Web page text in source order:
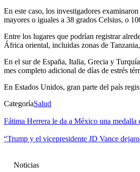
En este caso, los investigadores
mayores o iguales a 38 grados Celsius, o
Entre los lugares que podrían registrar
África oriental, incluidas zonas de
En el sur de España, Italia, Grecia y
mes completo adicional de días de estrés
En Estados Unidos, gran parte del país
CategoríaSalud
Fátima Herrera le da a México una
“Trump y el vicepresidente JD Vance
Noticias